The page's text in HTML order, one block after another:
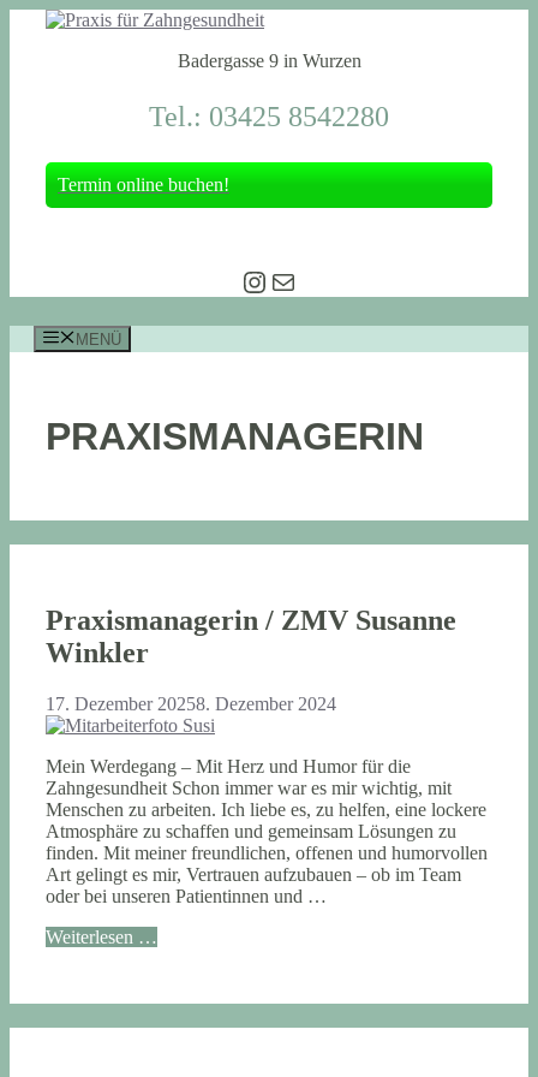
Badergasse 9 in Wurzen
Tel.: 03425 8542280
Termin online buchen!
Instagram
E-Mail
MENÜ
PRAXISMANAGERIN
Praxismanagerin / ZMV Susanne
Winkler
17. Dezember 20258. Dezember 2024
Mein Werdegang – Mit Herz und Humor für die
Zahngesundheit Schon immer war es mir wichtig, mit
Menschen zu arbeiten. Ich liebe es, zu helfen, eine lockere
Atmosphäre zu schaffen und gemeinsam Lösungen zu
finden. Mit meiner freundlichen, offenen und humorvollen
Art gelingt es mir, Vertrauen aufzubauen – ob im Team
oder bei unseren Patientinnen und …
Weiterlesen …